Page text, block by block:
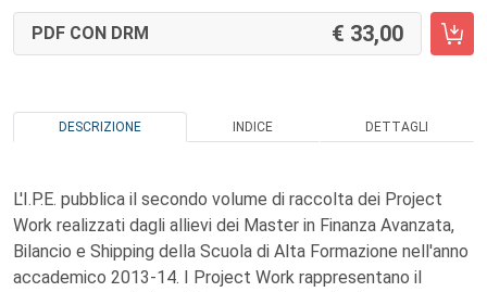
PDF CON DRM 33,00
DESCRIZIONE INDICE DETTAGLI
L'I.P.E. pubblica il secondo volume di raccolta dei Project
Work realizzati dagli allievi dei Master in Finanza Avanzata,
Bilancio e Shipping della Scuola di Alta Formazione nell'anno
accademico 2013-14. I Project Work rappresentano il